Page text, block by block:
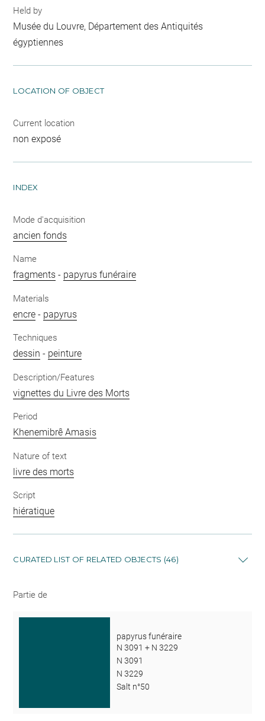
Held by
Musée du Louvre, Département des Antiquités
égyptiennes
LOCATION OF OBJECT
Current location
non exposé
INDEX
Mode d'acquisition
ancien fonds
Name
fragments - papyrus funéraire
Materials
encre - papyrus
Techniques
dessin - peinture
Description/Features
vignettes du Livre des Morts
Period
Khenemibrê Amasis
Nature of text
livre des morts
Script
hiératique
CURATED LIST OF RELATED OBJECTS (46)
Partie de
papyrus funéraire
N 3091 + N 3229
N 3091
N 3229
Salt n°50